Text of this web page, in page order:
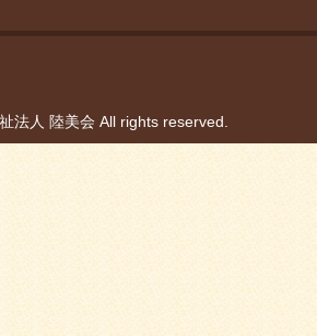
法人 陸美会 All rights reserved.